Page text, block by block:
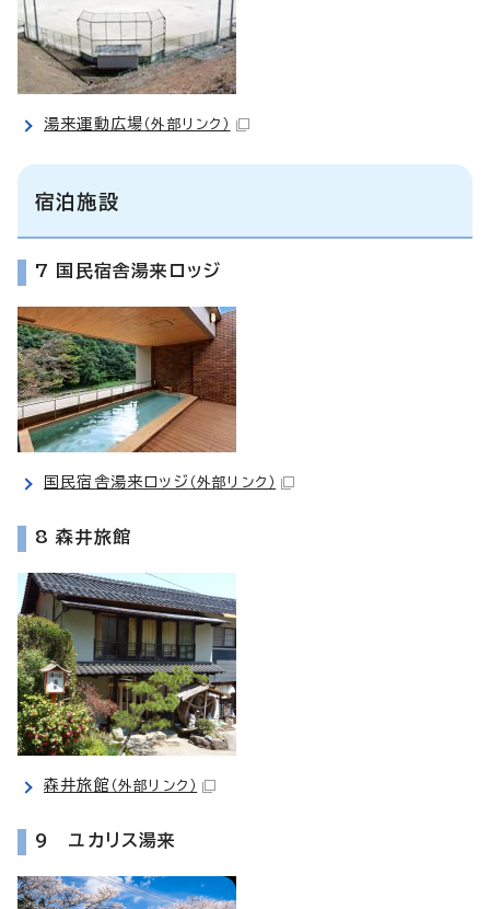
湯来運動広場 （外部リンク）
宿泊施設
7 国民宿舎湯来ロッジ
国民宿舎湯来ロッジ （外部リンク）
8 森井旅館
森井旅館 （外部リンク）
9 ユカリス湯来